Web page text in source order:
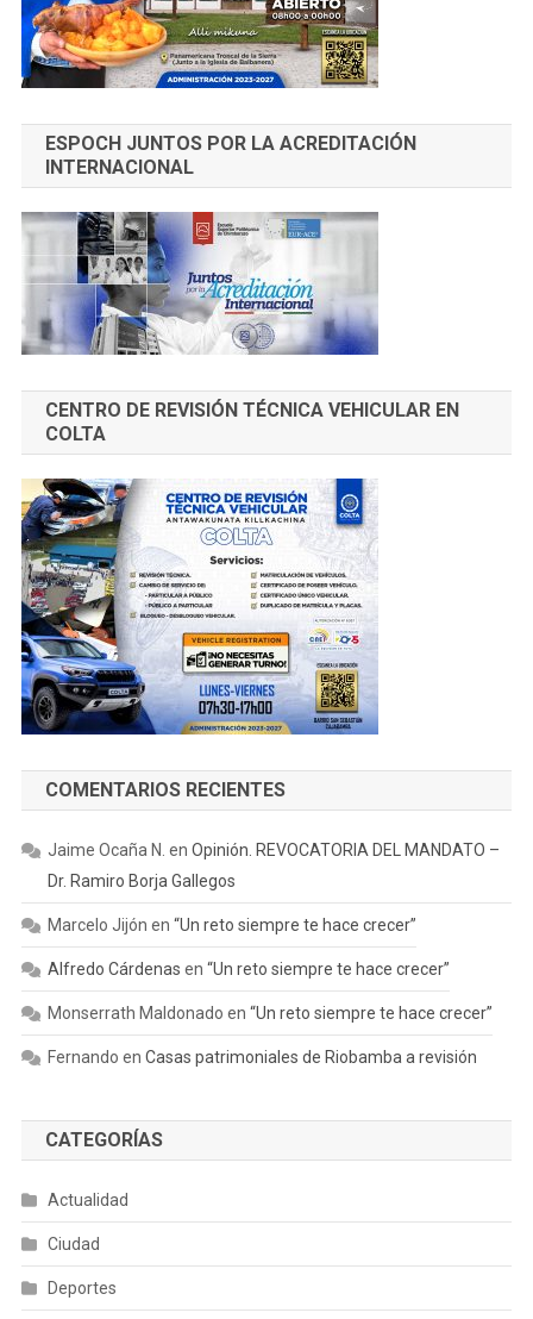
ESPOCH JUNTOS POR LA ACREDITACIÓN
INTERNACIONAL
CENTRO DE REVISIÓN TÉCNICA VEHICULAR EN
COLTA
COMENTARIOS RECIENTES
Jaime Ocaña N. en Opinión. REVOCATORIA DEL MANDATO –
Dr. Ramiro Borja Gallegos
Marcelo Jijón en “Un reto siempre te hace crecer”
Alfredo Cárdenas en “Un reto siempre te hace crecer”
Monserrath Maldonado en “Un reto siempre te hace crecer”
Fernando en Casas patrimoniales de Riobamba a revisión
CATEGORÍAS
Actualidad
Ciudad
Deportes